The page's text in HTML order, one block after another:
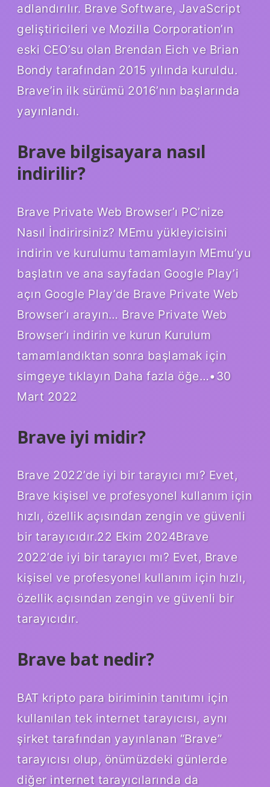
adlandırılır. Brave Software, JavaScript
geliştiricileri ve Mozilla Corporation’ın
eski CEO’su olan Brendan Eich ve Brian
Bondy tarafından 2015 yılında kuruldu.
Brave’in ilk sürümü 2016’nın başlarında
yayınlandı.
Brave bilgisayara nasıl
indirilir?
Brave Private Web Browser’ı PC’nize
Nasıl İndirirsiniz? MEmu yükleyicisini
indirin ve kurulumu tamamlayın MEmu’yu
başlatın ve ana sayfadan Google Play’i
açın Google Play’de Brave Private Web
Browser’ı arayın… Brave Private Web
Browser’ı indirin ve kurun Kurulum
tamamlandıktan sonra başlamak için
simgeye tıklayın Daha fazla öğe…•30
Mart 2022
Brave iyi midir?
Brave 2022’de iyi bir tarayıcı mı? Evet,
Brave kişisel ve profesyonel kullanım için
hızlı, özellik açısından zengin ve güvenli
bir tarayıcıdır.22 Ekim 2024Brave
2022’de iyi bir tarayıcı mı? Evet, Brave
kişisel ve profesyonel kullanım için hızlı,
özellik açısından zengin ve güvenli bir
tarayıcıdır.
Brave bat nedir?
BAT kripto para biriminin tanıtımı için
kullanılan tek internet tarayıcısı, aynı
şirket tarafından yayınlanan “Brave”
tarayıcısı olup, önümüzdeki günlerde
diğer internet tarayıcılarında da